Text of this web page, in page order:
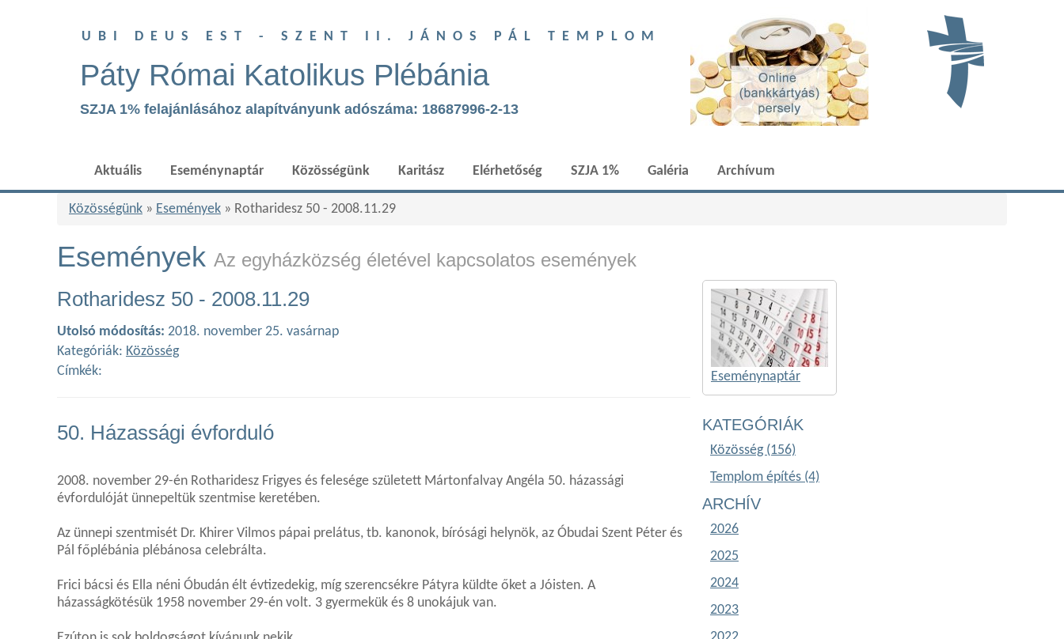
UBI DEUS EST - SZENT II. JÁNOS PÁL TEMPLOM
Páty Római Katolikus Plébánia
SZJA 1% felajánlásához alapítványunk adószáma: 18687996-2-13
Aktuális Eseménynaptár Közösségünk Karitász Elérhetőség SZJA 1% Galéria Archívum
Közösségünk » Események » Rotharidesz 50 - 2008.11.29
Események Az egyházközség életével kapcsolatos események
Rotharidesz 50 - 2008.11.29
Utolsó módosítás: 2018. november 25. vasárnap
Kategóriák: Közösség
Címkék:
50. Házassági évforduló
2008. november 29-én Rotharidesz Frigyes és felesége született Mártonfalvay Angéla 50. házassági
évfordulóját ünnepeltük szentmise keretében.
Az ünnepi szentmisét Dr. Khirer Vilmos pápai prelátus, tb. kanonok, bírósági helynök, az Óbudai Szent Péter és
Pál főplébánia plébánosa celebrálta.
Frici bácsi és Ella néni Óbudán élt évtizedekig, míg szerencsékre Pátyra küldte őket a Jóisten. A
házasságkötésük 1958 november 29-én volt. 3 gyermekük és 8 unokájuk van.
Eseménynaptár
KATEGÓRIÁK
Közösség (156)
Templom építés (4)
ARCHÍV
2026
2025
2024
2023